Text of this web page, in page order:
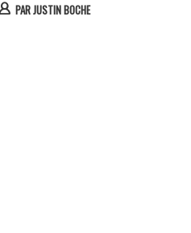
PARJUSTIN BOCHE